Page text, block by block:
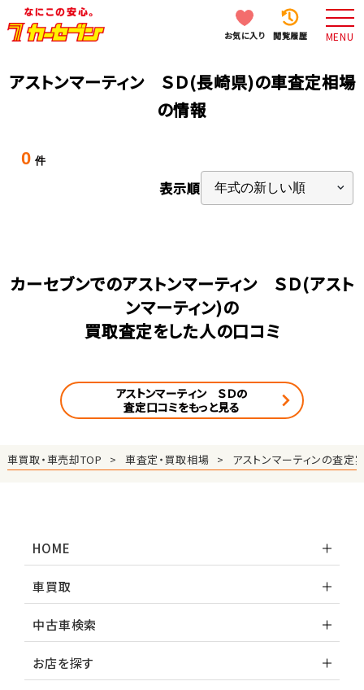
お気に入り 閲覧履歴 MENU
アストンマーティン ＳＤ(長崎県)の車査定相場
の情報
0 件
表示順
カーセブンでのアストンマーティン ＳＤ(アスト
ンマーティン)の
買取査定をした人の口コミ
アストンマーティン ＳＤの
査定口コミをもっと見る
車買取・車売却TOP 車査定・買取相場 アストンマーティンの査定
HOME
車買取
中古車検索
お店を探す